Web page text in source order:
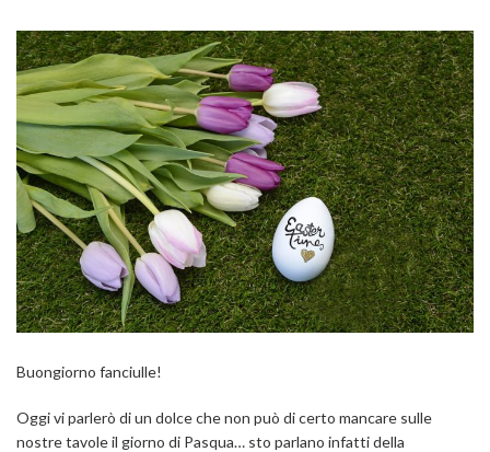
Buongiorno fanciulle!
Oggi vi parlerò di un dolce che non può di certo mancare sulle
nostre tavole il giorno di Pasqua… sto parlano infatti della